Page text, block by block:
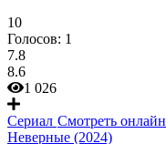
10
Голосов: 1
7.8
8.6
1 026
Сериал Смотреть онлайн
Неверные (2024)